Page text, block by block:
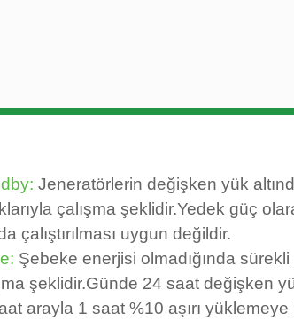
Jeneratörlerin değişken yük
çalışma şeklidir.Yedek güç
çalıştırılması uygun değildir.
Şebeke enerjisi olmadığında
şeklidir.Günde 24 saat değişken
arayla 1 saat %10 aşırı yüklemeye